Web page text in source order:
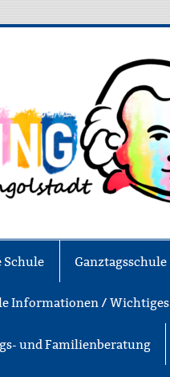
Schule Ganztagsschule
Informationen / Wichtiges
und Familienberatung